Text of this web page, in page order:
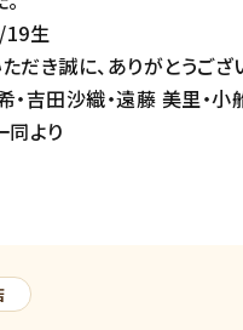
19生
き誠に、ありがとうござ
吉田沙織・遠藤 美里・小
より